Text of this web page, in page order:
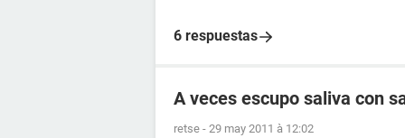
6 respuestas
A veces escupo saliva con
retse - 29 may 2011 à 12:02